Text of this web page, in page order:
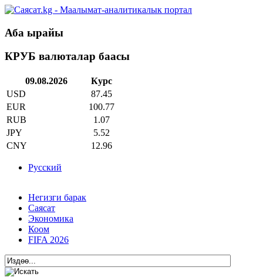
Аба ырайы
КРУБ валюталар баасы
09.08.2026
Курс
USD
87.45
EUR
100.77
RUB
1.07
JPY
5.52
CNY
12.96
Русский
Негизги барак
Саясат
Экономика
Коом
FIFA 2026